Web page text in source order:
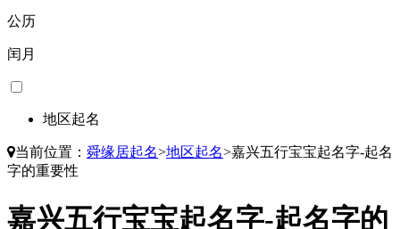
公历
闰月
地区起名
当前位置： 舜缘居起名>地区起名>嘉兴五行宝宝起名字-起名
字的重要性
嘉兴五行宝宝起名字-起名字的